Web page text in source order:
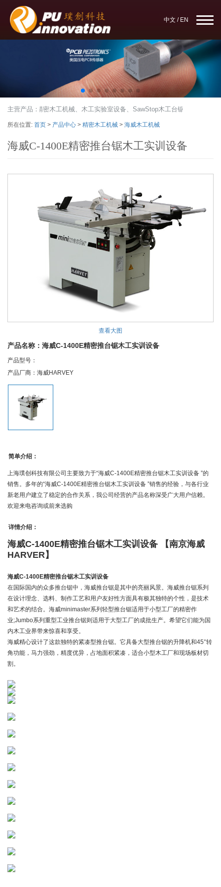
中文 / EN
主营产品：
仪、精密木工机械、木工实验室设备、SawStop木工台锯、AVIO红外
所在位置: 首页 > 产品中心 > 精密木工机械 > 海威木工机械
海威C-1400E精密推台锯木工实训设备
查看大图
产品名称：海威C-1400E精密推台锯木工实训设备
产品型号：
产品厂商：海威HARVEY
简单介绍：
上海璞创科技有限公司主要致力于“海威C-1400E精密推台锯木工实训设备 ”的
销售。多年的“海威C-1400E精密推台锯木工实训设备 ”销售的经验，与各行业
新老用户建立了稳定的合作关系，我公司经营的产品名称深受广大用户信赖。
欢迎来电咨询或前来选购
详情介绍：
海威C-1400E精密推台锯木工实训设备 【南京海威
HARVER】
海威C-1400E精密推台锯木工实训设备
在国际国内的众多推台锯中，海威推台锯是其中的亮丽风景。海威推台锯系列
在设计理念、选料、制作工艺和用户友好性方面具有极其独特的个性，是技术
和艺术的结合。海威minimaster系列轻型推台锯适用于小型工厂的精密作
业;Jumbo系列重型工业推台锯则适用于大型工厂的成批生产。希望它们能为国
内木工业界带来惊喜和享受。
海威精心设计了这款独特的紧凑型推台锯。它具备大型推台锯的升降机和45°转
角功能，马力强劲，精度优异，占地面积紧凑，适合小型木工厂和现场板材切
割。